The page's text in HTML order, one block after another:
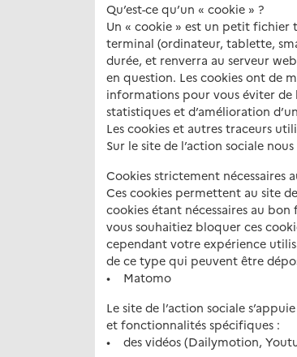
Qu’est-ce qu’un « cookie » ?
Un « cookie » est un petit fichier
terminal (ordinateur, tablette,
durée, et renverra au serveur
en question. Les cookies ont de
informations pour vous éviter de
statistiques et d’amélioration
Les cookies et autres traceurs
Sur le site de l’action sociale
Cookies strictement nécessaires
Ces cookies permettent au site
cookies étant nécessaires au
vous souhaitiez bloquer ces
cependant votre expérience
de ce type qui peuvent être
• Matomo
Le site de l’action sociale
et fonctionnalités spécifiques :
• des vidéos (Dailymotion,